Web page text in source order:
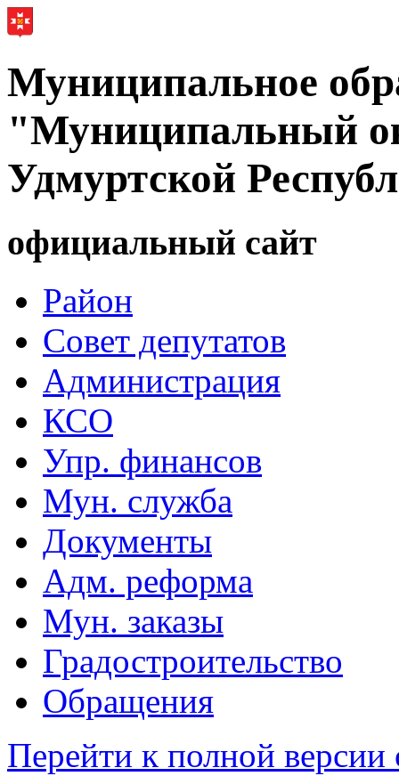
Муниципальное
"Муниципальный
Удмуртской
официальный сайт
Район
Совет депутатов
Администрация
КСО
Упр. финансов
Мун. служба
Документы
Адм. реформа
Мун. заказы
Градостроительство
Обращения
Перейти к полной версии